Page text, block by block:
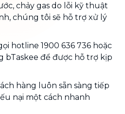
chảy gas do lỗi kỹ thuật
chúng tôi sẽ hỗ trợ xử lý
hotline 1900 636 736 hoặc
bTaskee để được hỗ trợ kịp
hàng luôn sẵn sàng tiếp
nại một cách nhanh